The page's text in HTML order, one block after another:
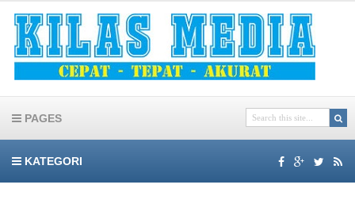
PAGES
KATEGORI